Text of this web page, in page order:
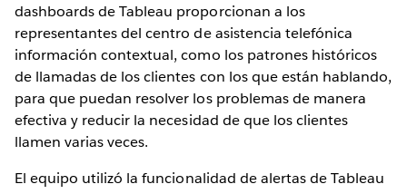
dashboards de Tableau proporcionan a los
representantes del centro de asistencia telefónica
información contextual, como los patrones históricos
de llamadas de los clientes con los que están hablando,
para que puedan resolver los problemas de manera
efectiva y reducir la necesidad de que los clientes
llamen varias veces.
El equipo utilizó la funcionalidad de alertas de Tableau